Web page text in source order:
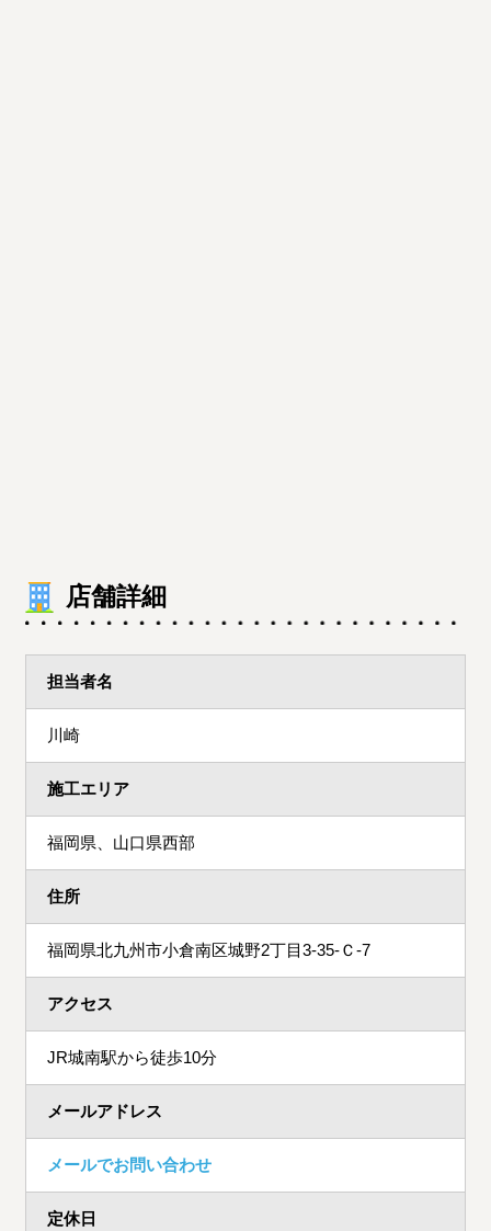
店舗詳細
担当者名
川崎
施工エリア
福岡県、山口県西部
住所
福岡県北九州市小倉南区城野2丁目3-35-Ｃ-7
アクセス
JR城南駅から徒歩10分
メールアドレス
メールでお問い合わせ
定休日